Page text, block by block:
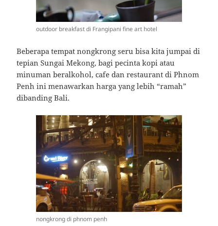
outdoor breakfast di Frangipani fine art hotel
Beberapa tempat nongkrong seru bisa kita jumpai di
tepian Sungai Mekong, bagi pecinta kopi atau
minuman beralkohol, cafe dan restaurant di Phnom
Penh ini menawarkan harga yang lebih “ramah”
dibanding Bali.
nongkrong di phnom penh